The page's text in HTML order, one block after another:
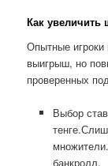
Как увеличить
Опытные игроки
выигрыш, но
проверенных
Выбор
банкролл.